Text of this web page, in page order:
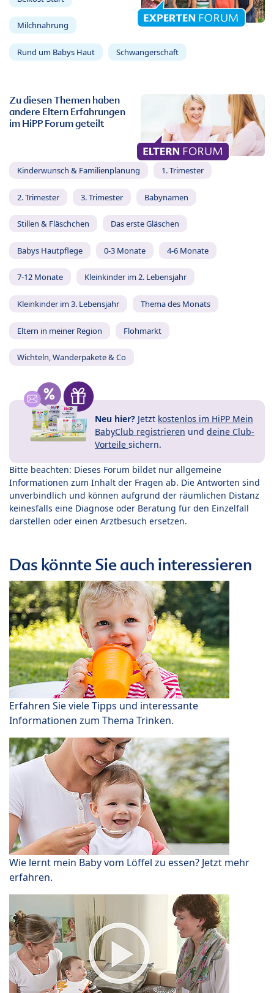
Milchnahrung
Rund um Babys Haut Schwangerschaft
Zu diesen Themen haben
andere Eltern Erfahrungen
im HiPP Forum geteilt
Kinderwunsch & Familienplanung 1. Trimester
2. Trimester 3. Trimester Babynamen
Stillen & Fläschchen Das erste Gläschen
Babys Hautpflege 0-3 Monate 4-6 Monate
7-12 Monate Kleinkinder im 2. Lebensjahr
Kleinkinder im 3. Lebensjahr Thema des Monats
Eltern in meiner Region Flohmarkt
Wichteln, Wanderpakete & Co
Neu hier? Jetzt kostenlos im HiPP Mein
BabyClub registrieren und deine Club-
Vorteile sichern.
Bitte beachten: Dieses Forum bildet nur allgemeine
Informationen zum Inhalt der Fragen ab. Die Antworten sind
unverbindlich und können aufgrund der räumlichen Distanz
keinesfalls eine Diagnose oder Beratung für den Einzelfall
darstellen oder einen Arztbesuch ersetzen.
Das könnte Sie auch interessieren
Erfahren Sie viele Tipps und interessante
Informationen zum Thema Trinken.
Wie lernt mein Baby vom Löffel zu essen? Jetzt mehr
erfahren.